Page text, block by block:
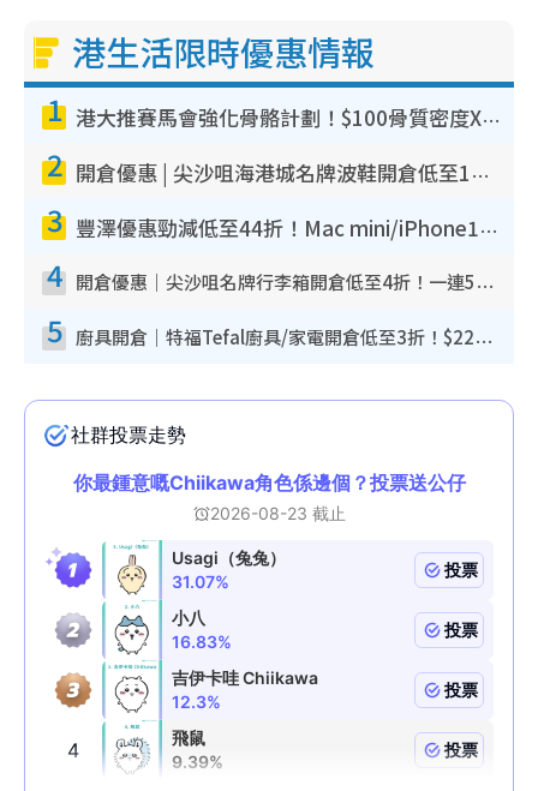
港生活限時優惠情報
1 港大推賽馬會強化骨骼計劃！$100骨質密度X光檢查 完成免費運動訓練送超市禮券！附參加資格
2 開倉優惠 | 尖沙咀海港城名牌波鞋開倉低至1折！On鞋$899起／Joy&Peace鞋履$98起
3 豐澤優惠勁減低至44折！Mac mini/iPhone17Pro大減價！廚房家電$220起
4 開倉優惠｜尖沙咀名牌行李箱開倉低至4折！一連5日 American Tourister/ace./Hallmark $200起！
5 廚具開倉｜特福Tefal廚具/家電開倉低至3折！$220起買平底鍋/炒鑊/湯煲！電飯煲/吸塵機/燙斗$418起